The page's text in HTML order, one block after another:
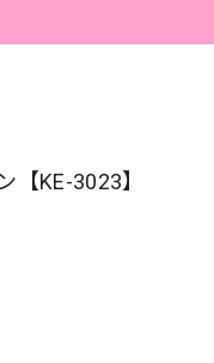
KE-3023】